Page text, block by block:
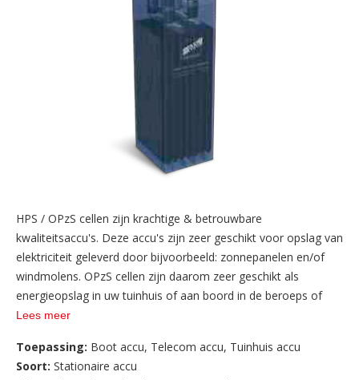
HPS / OPzS cellen zijn krachtige & betrouwbare
kwaliteitsaccu's. Deze accu's zijn zeer geschikt voor opslag van
elektriciteit geleverd door bijvoorbeeld: zonnepanelen en/of
windmolens. OPzS cellen zijn daarom zeer geschikt als
energieopslag in uw tuinhuis of aan boord in de beroeps of
pleziervaart.
Lees meer
Toepassing: Boot accu, Telecom accu, Tuinhuis accu
Soort: Stationaire accu